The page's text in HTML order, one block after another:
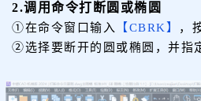
2.调用命令打断圆或椭圆
①在命令窗口输入 【CBRK】
，
②选择要断开的圆或椭圆，并指